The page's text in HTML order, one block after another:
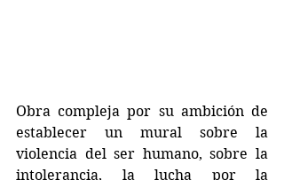
Obra compleja por su ambición de
establecer un mural sobre la
violencia del ser humano, sobre la
intolerancia, la lucha por la